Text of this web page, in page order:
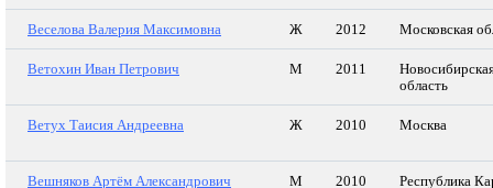
Веселова Валерия Максимовна Ж 2012 Московская
Ветохин Иван Петрович М 2011
область
Ветух Таисия Андреевна Ж 2010 Москва
Вешняков Артём Александрович М 2010 Республика